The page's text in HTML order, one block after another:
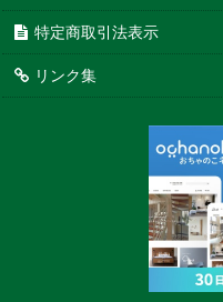
特定商取引法表示
リンク集